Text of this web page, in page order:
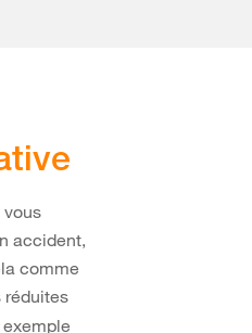
vous
accident,
comme
réduites